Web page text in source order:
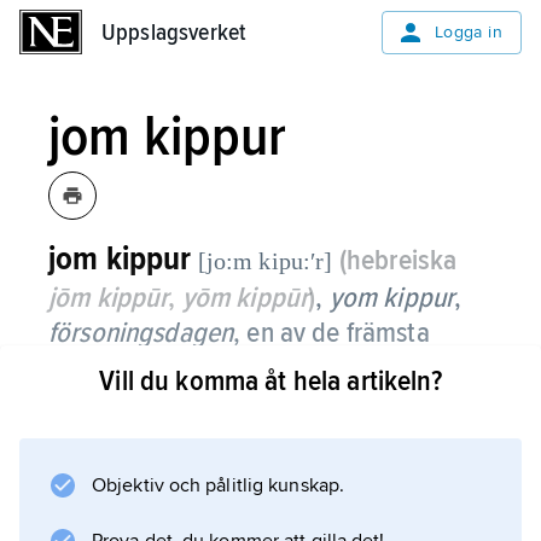
Uppslagsverket Logga in
jom kippur
jom kippur [jo:m kipu:ʹr] (hebreiska
jōm kippūr, yōm kippūr), yom kippur,
försoningsdagen, en av de främsta
judiska högtiderna.
utgör kulminationen av den tio dagar långa
Vill du komma åt hela artikeln?
Objektiv och pålitlig kunskap.